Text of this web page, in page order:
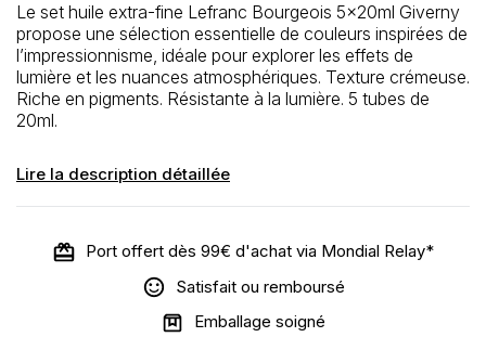
Le set huile extra-fine Lefranc Bourgeois 5x20ml Giverny
propose une sélection essentielle de couleurs inspirées de
l’impressionnisme, idéale pour explorer les effets de
lumière et les nuances atmosphériques. Texture crémeuse.
Riche en pigments. Résistante à la lumière. 5 tubes de
20ml.
Lire la description détaillée
Port offert dès 99€ d'achat via Mondial Relay*
Satisfait ou remboursé
Emballage soigné